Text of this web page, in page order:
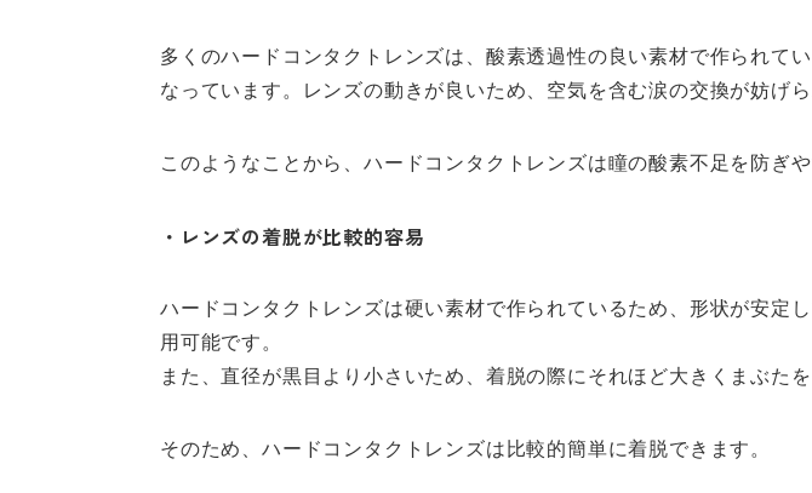
多くのハードコンタクトレンズは、酸素透過性の良い素材で作られて
なっています。レンズの動きが良いため、空気を含む涙の交換が妨げ
このようなことから、ハードコンタクトレンズは瞳の酸素不足を防ぎ
・レンズの着脱が比較的容易
ハードコンタクトレンズは硬い素材で作られているため、形状が安定
用可能です。
また、直径が黒目より小さいため、着脱の際にそれほど大きくまぶた
そのため、ハードコンタクトレンズは比較的簡単に着脱できます。